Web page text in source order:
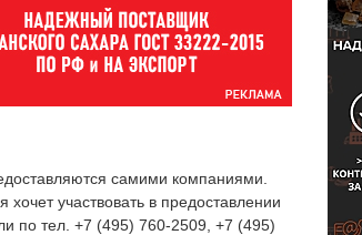
самими компаниями.
участвовать в предоставлении
по тел. +7 (495) 760-2509, +7 (495)